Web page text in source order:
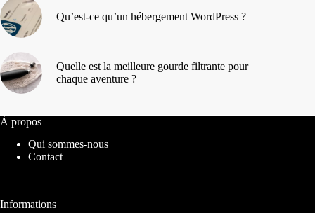
Qu’est-ce qu’un hébergement WordPress ?
Quelle est la meilleure gourde filtrante pour
chaque aventure ?
À propos
Qui sommes-nous
Contact
Informations